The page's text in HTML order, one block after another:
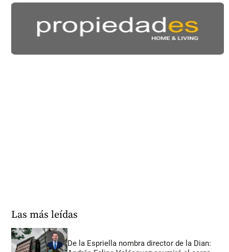
Las más leídas
De la Espriella nombra director de la Dian: